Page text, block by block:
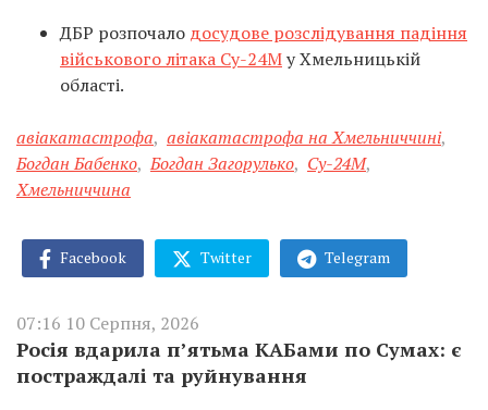
ДБР розпочало досудове розслідування падіння
військового літака Су-24Му Хмельницькій
області.
авіакатастрофа, авіакатастрофа на Хмельниччині,
Богдан Бабенко, Богдан Загорулько, Су-24М,
Хмельниччина
Facebook Twitter Telegram
07:16 10 Серпня, 2026
Росія вдарила п’ятьма КАБами по Сумах: є
постраждалі та руйнування